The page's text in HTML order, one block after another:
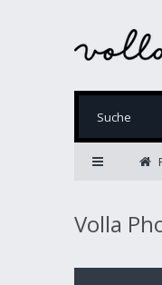
Volla